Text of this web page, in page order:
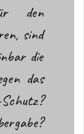
den
sind
die
das